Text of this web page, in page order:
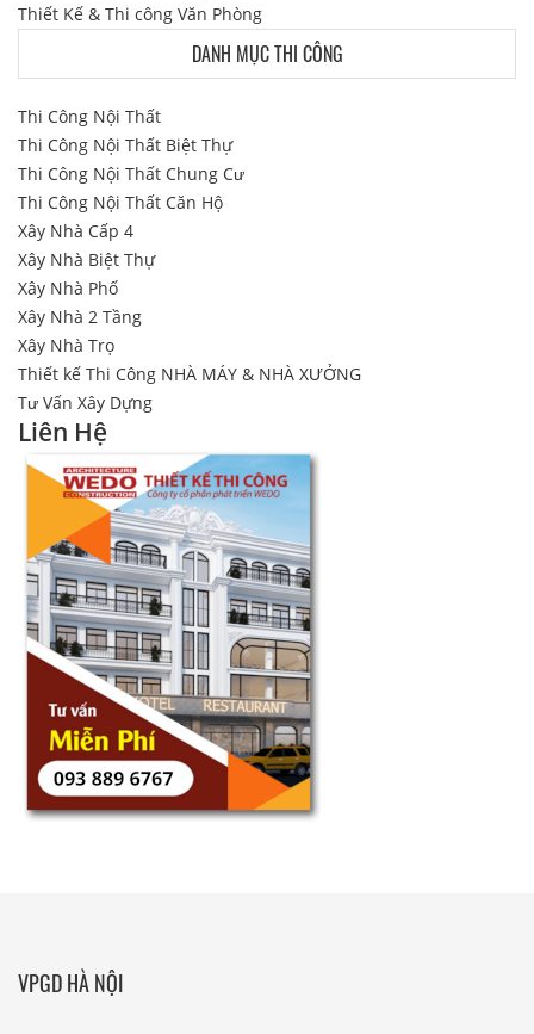
Thiết Kế & Thi công Văn Phòng
DANH MỤC THI CÔNG
Thi Công Nội Thất
Thi Công Nội Thất Biệt Thự
Thi Công Nội Thất Chung Cư
Thi Công Nội Thất Căn Hộ
Xây Nhà Cấp 4
Xây Nhà Biệt Thự
Xây Nhà Phố
Xây Nhà 2 Tầng
Xây Nhà Trọ
Thiết kế Thi Công NHÀ MÁY & NHÀ XƯỞNG
Tư Vấn Xây Dựng
Liên Hệ
VPGD HÀ NỘI